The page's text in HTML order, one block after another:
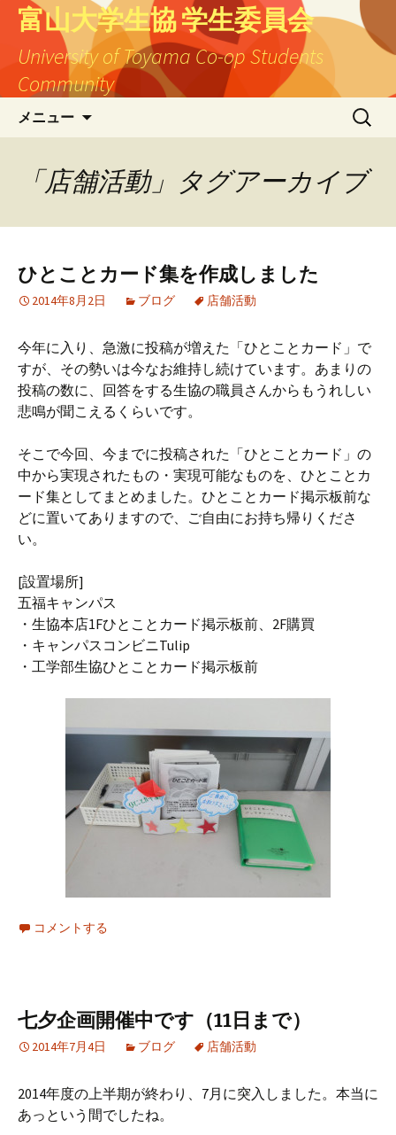
富山大学生協 学生委員会
University of Toyama Co-op Students
Community
メニュー
ン
ツ
ッ
プ
検
索:
「店舗活動」タグアーカイブ
ひとことカード集を作成しました
2014年8月2日 ブログ 店舗活動
今年に入り、急激に投稿が増えた「ひとことカード」で
すが、その勢いは今なお維持し続けています。あまりの
投稿の数に、回答をする生協の職員さんからもうれしい
悲鳴が聞こえるくらいです。
そこで今回、今までに投稿された「ひとことカード」の
中から実現されたもの・実現可能なものを、ひとことカ
ード集としてまとめました。ひとことカード掲示板前な
どに置いてありますので、ご自由にお持ち帰りくださ
い。
[設置場所]
五福キャンパス
・生協本店1Fひとことカード掲示板前、2F購買
・キャンパスコンビニTulip
・工学部生協ひとことカード掲示板前
コメントする
七夕企画開催中です（11日まで）
2014年7月4日 ブログ 店舗活動
2014年度の上半期が終わり、7月に突入しました。本当に
あっという間でしたね。